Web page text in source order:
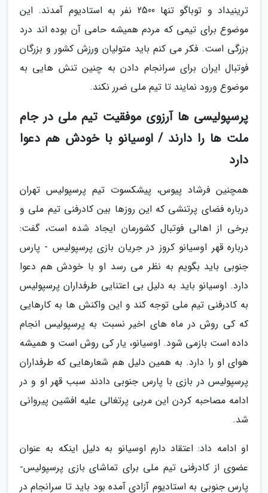
ترینیداد و توباگو تنها 2500 نفر به استادیوم آمدند. این
موضوع برای تیمی که مردم همیشه حامی آن بوده اند درد
بزرگی است. فکر می کنم باید متولیان ورزش کشور و بزرگان
فوتبال ایران برای سرانجام دادن به چنین تنش هایی به
موضوع ورود نمایند تا تیم ملی ضرر نکند.
پرسپولیسی ها آرزوی موفقیت تیم ملی در جام
ملت ها را دارند / اوسیانو با خودش هم دعوا
دارد
همچنین فرشاد پیوس، پیشکسوت تیم پرسپولیس تهران
درباره فضای پرتنشی که این روزها بین کادرفنی تیم ملی و
برخی از اهالی فوتبال کشورمان ایجاد شده است، گفت:
درباره قهر اوسیانو کروز در جریان بازی پرسپولیس - پارس
جنوبی باید بگویم به نظر می رسد او با خودش هم دعوا
دارد. اوسیانو باید به دلیل بی اعتنایی طرفداران پرسپولیس
به کادرفنی تیم ملی توجه کند و این واکنش ها به کارهایی
که کی روش در ماه های اخیر نسبت به پرسپولیس انجام
داده است بازمی شود. اوسیانو، یار کی روش است و همیشه
هوای او را دارد. به همین دلیل هم شعارهایی که طرفداران
پرسپولیس در بازی با پارس جنوبی دادند سبب قهر او و در
ادامه مصاحبه کردن این مربی پرتغالی علیه افشین پیروانی
شد.
او ادامه داد: اعتقاد دارم اوسیانو به دلیل اینکه به عنوان
عضوی از کادرفنی تیم ملی برای تماشای بازی پرسپولیس-
پارس جنوبی به استادیوم آزادی آمده بود باید تا سرانجام در